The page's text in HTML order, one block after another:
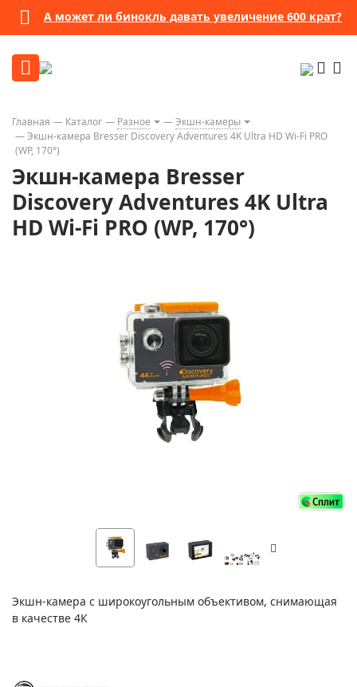
А может ли бинокль давать увеличение 600 крат?
Главная Каталог Разное
Экшн-камеры
Экшн-камера Bresser Discovery Adventures 4K Ultra HD Wi-Fi PRO
(WP, 170°)
Экшн-камера Bresser
Discovery Adventures 4K Ultra
HD Wi-Fi PRO (WP, 170°)
Экшн-камера с широкоугольным объективом, снимающая
в качестве 4К